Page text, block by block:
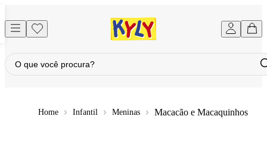
Infantil Meninas Macacão e Macaquinhos